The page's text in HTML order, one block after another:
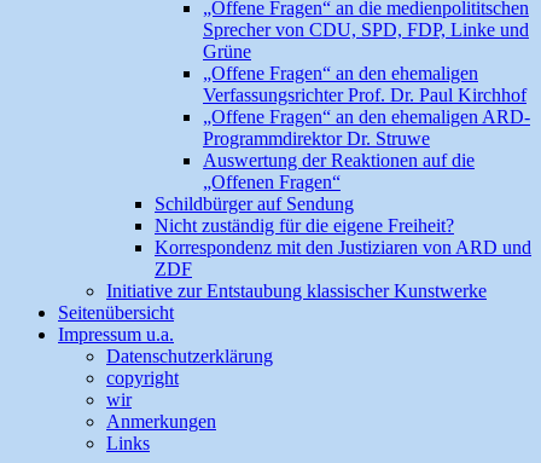
„Offene Fragen“ an die medienpolititschen
Sprecher von CDU, SPD, FDP, Linke und
Grüne
„Offene Fragen“ an den ehemaligen
Verfassungsrichter Prof. Dr. Paul Kirchhof
„Offene Fragen“ an den ehemaligen ARD-
Programmdirektor Dr. Struwe
Auswertung der Reaktionen auf die
„Offenen Fragen“
Schildbürger auf Sendung
Nicht zuständig für die eigene Freiheit?
Korrespondenz mit den Justiziaren von ARD und
ZDF
Initiative zur Entstaubung klassischer Kunstwerke
Seitenübersicht
Impressum u.a.
Datenschutzerklärung
copyright
wir
Anmerkungen
Links